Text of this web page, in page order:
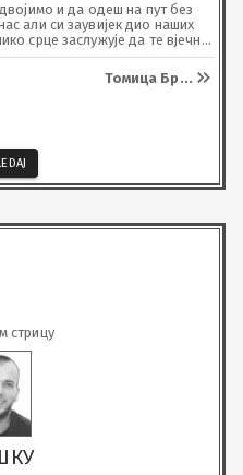
и да одеш на пут без
али си заувијек дио наших
срце заслужује да те вјечно
Вјерујемо да си сада на
да грију наша тужна
Томица Бр ...
стрицу